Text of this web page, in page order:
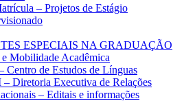
– Projetos de Estágio
ESPECIAIS NA GRADUAÇÃO
Mobilidade Acadêmica
Centro de Estudos de Línguas
Diretoria Executiva de Relações
– Editais e informações